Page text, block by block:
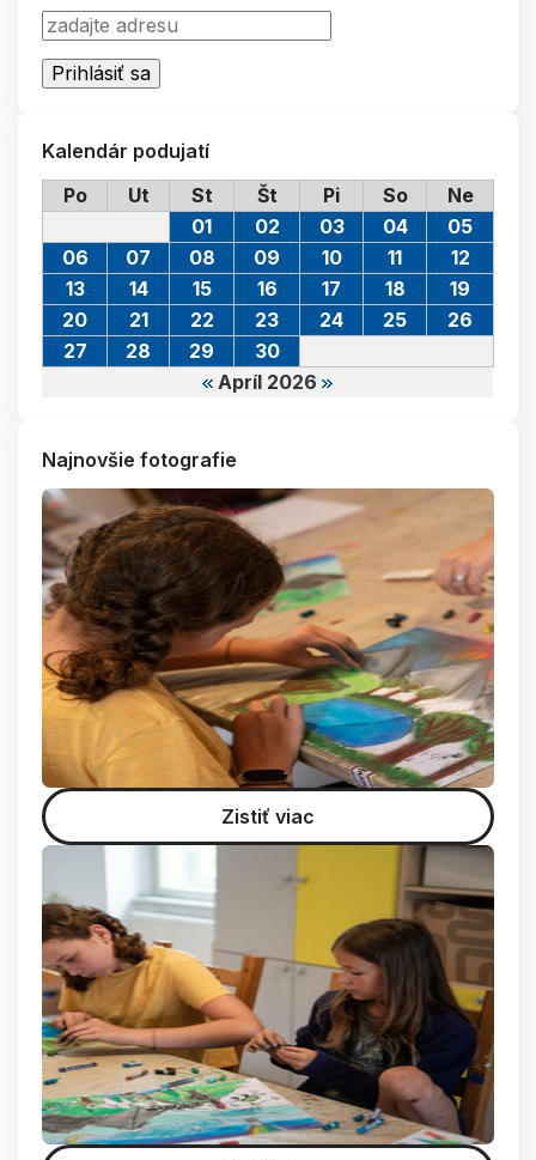
Kalendár podujatí
Po
Ut St Št Pi So Ne
Apríl 2026
01 02 03 04
05
06
07 08 09 10 11
12
13
14 15 16 17 18
19
20
21 22 23 24 25
26
27
28 29 30
Najnovšie fotografie
Zistiť viac